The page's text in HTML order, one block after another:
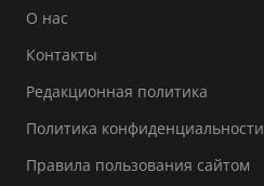
О нас
Контакты
Редакционная политика
Политика конфиденциальности
Правила пользования сайтом